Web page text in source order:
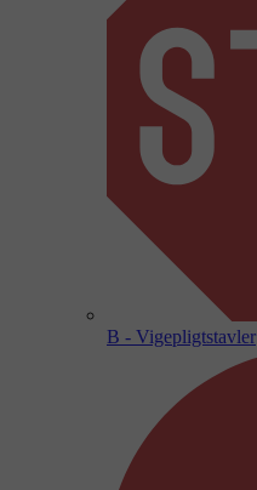
B - Vigepligtstavler